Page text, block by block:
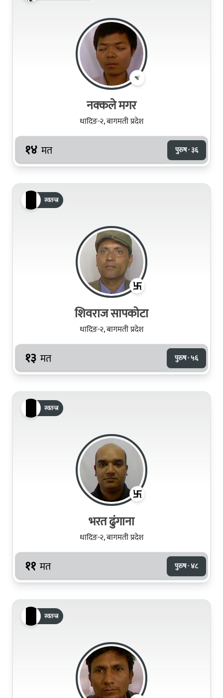
नक्‍कले मगर
धादिङ-२, बागमती प्रदेश
१४ मत पुरुष · ३६
स्वतन्त्र
शिवराज सापकोटा
धादिङ-२, बागमती प्रदेश
१३ मत पुरुष · ५६
स्वतन्त्र
भरत ढुं‌गाना
धादिङ-२, बागमती प्रदेश
११ मत पुरुष · ४८
स्वतन्त्र